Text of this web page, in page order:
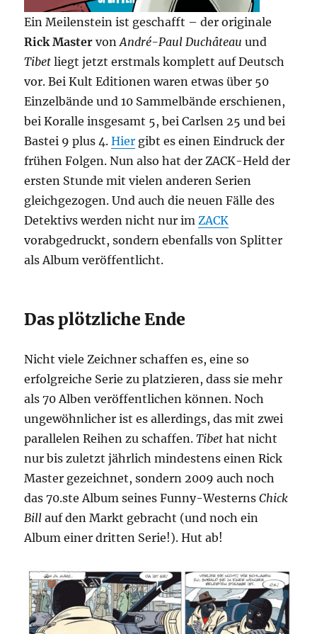
Ein Meilenstein ist geschafft – der originale
Rick Master vonAndré-Paul Duchâteau und
Tibet liegt jetzt erstmals komplett auf Deutsch
vor. Bei Kult Editionen waren etwas über 50
Einzelbände und 10 Sammelbände erschienen,
bei Koralle insgesamt 5, bei Carlsen 25 und bei
Bastei 9 plus 4.Hier gibt es einen Eindruck der
frühen Folgen. Nun also hat der ZACK-Held der
ersten Stunde mit vielen anderen Serien
gleichgezogen. Und auch die neuen Fälle des
Detektivs werden nicht nur imZACK
vorabgedruckt, sondern ebenfalls von Splitter
als Album veröffentlicht.
Das plötzliche Ende
Nicht viele Zeichner schaffen es, eine so
erfolgreiche Serie zu platzieren, dass sie mehr
als 70 Alben veröffentlichen können. Noch
ungewöhnlicher ist es allerdings, das mit zwei
parallelen Reihen zu schaffen.Tibet hat nicht
nur bis zuletzt jährlich mindestens einen Rick
Master gezeichnet, sondern 2009 auch noch
das 70.ste Album seines Funny-WesternsChick
Bill auf den Markt gebracht (und noch ein
Album einer dritten Serie!). Hut ab!